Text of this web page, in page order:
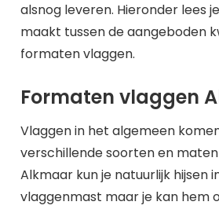
alsnog leveren. Hieronder lees
maakt tussen de aangeboden
formaten vlaggen.
Formaten vlaggen
Vlaggen in het algemeen
verschillende soorten en
Alkmaar kun je natuurlijk hijsen
vlaggenmast maar je kan hem